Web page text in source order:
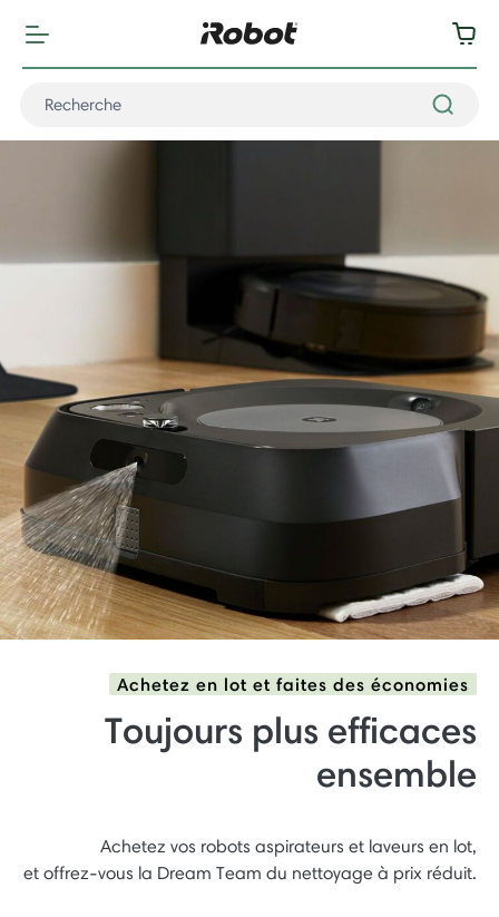
Achetez en lot et faites des économies
Toujours plus efficaces
ensemble
Achetez vos robots aspirateurs et laveurs en lot,
et offrez-vous la Dream Team du nettoyage à prix réduit.